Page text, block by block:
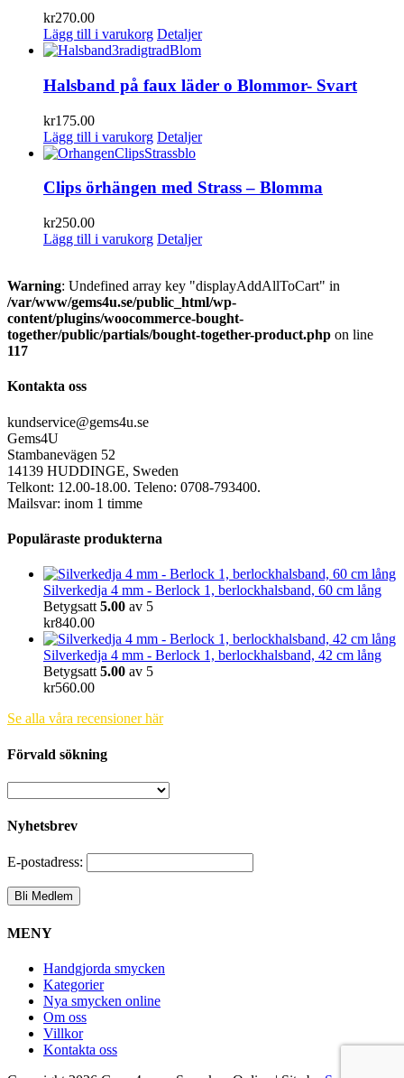
kr270.00
Lägg till i varukorg Detaljer
Halsband på faux läder o Blommor- Svart
kr175.00
Lägg till i varukorg Detaljer
Clips örhängen med Strass – Blomma
kr250.00
Lägg till i varukorg Detaljer
Warning: Undefined array key "displayAddAllToCart" in
/var/www/gems4u.se/public_html/wp-
content/plugins/woocommerce-bought-
together/public/partials/bought-together-product.php on line
117
Kontakta oss
kundservice@gems4u.se
Gems4U
Stambanevägen 52
14139 HUDDINGE, Sweden
Telkont: 12.00-18.00. Teleno: 0708-793400.
Mailsvar: inom 1 timme
Populäraste produkterna
Silverkedja 4 mm - Berlock 1, berlockhalsband, 60 cm lång
Betygsatt 5.00 av 5
kr840.00
Silverkedja 4 mm - Berlock 1, berlockhalsband, 42 cm lång
Betygsatt 5.00 av 5
kr560.00
Se alla våra recensioner här
Förvald sökning
Nyhetsbrev
E-postadress:
MENY
Handgjorda smycken
Kategorier
Nya smycken online
Om oss
Villkor
Kontakta oss